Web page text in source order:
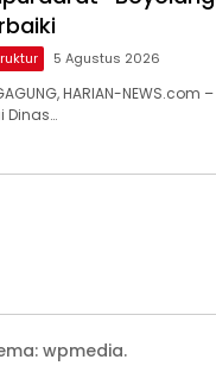
5 Agustus 2026
HARIAN-
Dinas…
wpmedia.